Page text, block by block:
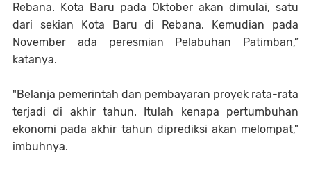
Rebana. Kota Baru pada Oktober akan dimulai, satu
dari sekian Kota Baru di Rebana. Kemudian pada
November ada peresmian Pelabuhan Patimban,”
katanya.
"Belanja pemerintah dan pembayaran proyek rata-rata
terjadi di akhir tahun. Itulah kenapa pertumbuhan
ekonomi pada akhir tahun diprediksi akan melompat,"
imbuhnya.